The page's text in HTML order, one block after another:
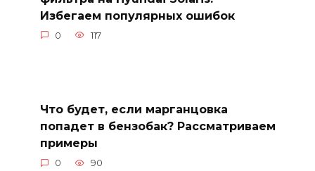
Избегаем популярных ошибок
0 117
Что будет, если марганцовка
попадет в бензобак? Рассматриваем
примеры
0 90